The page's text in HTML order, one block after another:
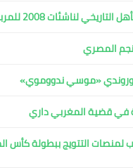
2008 للمربع الذهبي
المصري
«موسي ندووموي»
قضية المغربي داري